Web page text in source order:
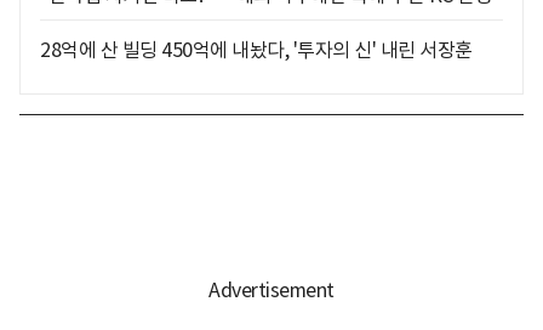
28억에 산 빌딩 450억에 내놨다, '투자의 신' 내린 서장훈